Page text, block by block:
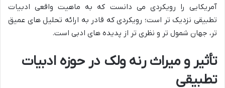
آمریکایی را رویکردی می دانست که به ماهیت واقعی ادبیات
تطبیقی نزدیک تر است؛ رویکردی که قادر به ارائه تحلیل های عمیق
تر، جهان شمول تر و نظری تر از پدیده های ادبی است.
تأثیر و میراث رنه ولک در حوزه ادبیات
تطبیقی